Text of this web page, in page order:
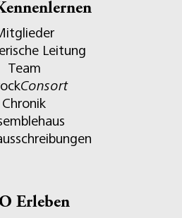
Leitung
Team
Consort
Chronik
Erleben